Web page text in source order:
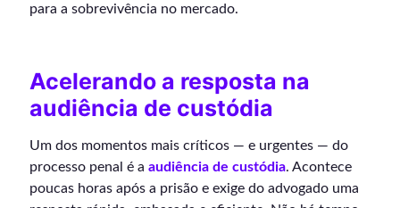
para a sobrevivência no mercado.
Acelerando a resposta na
audiência de custódia
Um dos momentos mais críticos — e urgentes — do
processo penal é a audiência de custódia. Acontece
poucas horas após a prisão e exige do advogado uma